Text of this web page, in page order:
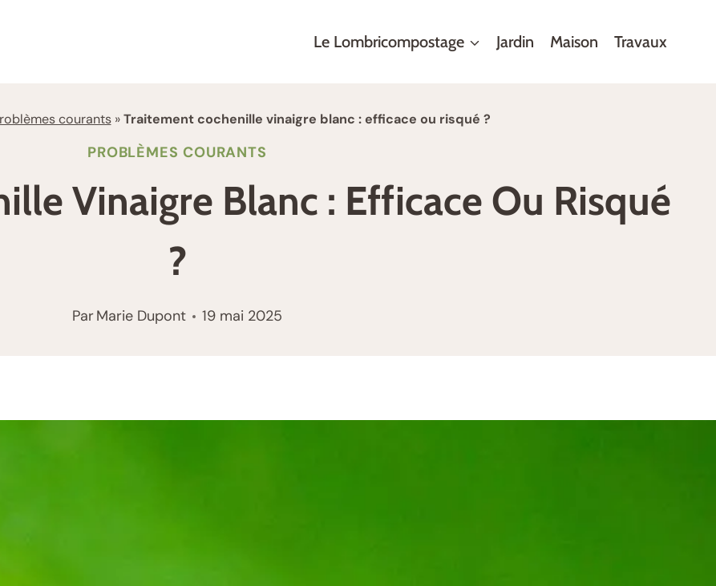
Le Lombricompostage Jardin Maison Travaux
courants»Traitement cochenille vinaigre blanc : efficace ou risqué ?
PROBLÈMES COURANTS
Vinaigre Blanc : Efficace Ou Risqué
?
ParMarie Dupont 19 mai 2025